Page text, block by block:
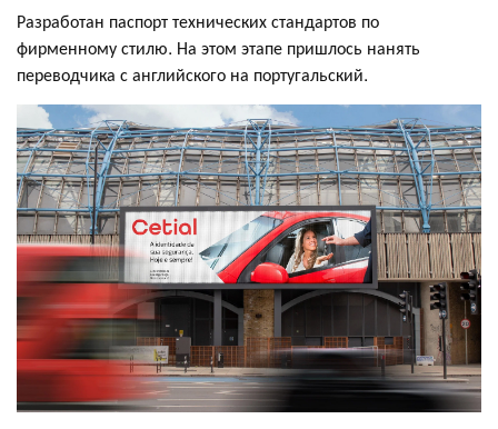
Разработан паспорт технических стандартов по
фирменному стилю. На этом этапе пришлось нанять
переводчика с английского на португальский.